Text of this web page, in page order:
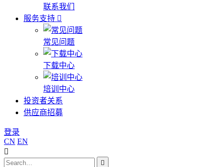
联系我们
服务支持
常见问题
下载中心
培训中心
投资者关系
供应商招募
登录
CN EN